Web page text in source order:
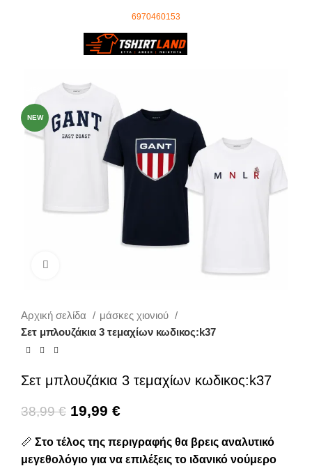
6970460153
NEW
Αρχική σελίδα
μάσκες χιονιού
Σετ μπλουζάκια 3 τεμαχίων κωδικος:k37
Σετ μπλουζάκια 3 τεμαχίων κωδικος:k37
38,99€ 19,99 €
📏 Στο τέλος της περιγραφής θα βρεις αναλυτικό
μεγεθολόγιο για να επιλέξεις το ιδανικό νούμερο